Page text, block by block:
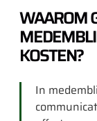
WAAROM
KOSTEN?
In